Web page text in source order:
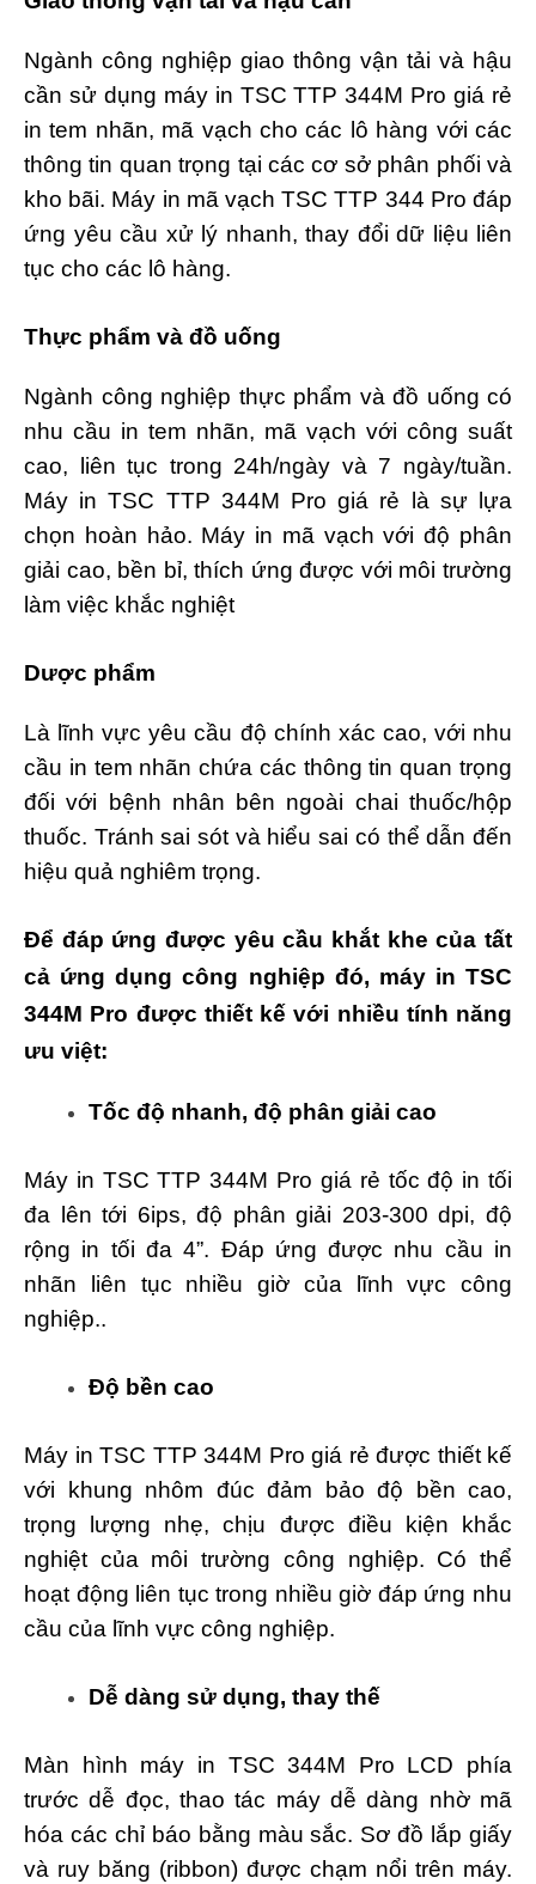
Ngành công nghiệp giao thông vận tải và hậu
cần sử dụng máy in TSC TTP 344M Pro giá rẻ
in tem nhãn, mã vạch cho các lô hàng với các
thông tin quan trọng tại các cơ sở phân phối và
kho bãi. Máy in mã vạch TSC TTP 344 Pro đáp
ứng yêu cầu xử lý nhanh, thay đổi dữ liệu liên
tục cho các lô hàng.
Thực phẩm và đồ uống
Ngành công nghiệp thực phẩm và đồ uống có
nhu cầu in tem nhãn, mã vạch với công suất
cao, liên tục trong 24h/ngày và 7 ngày/tuần.
Máy in TSC TTP 344M Pro giá rẻ là sự lựa
chọn hoàn hảo. Máy in mã vạch với độ phân
giải cao, bền bỉ, thích ứng được với môi trường
làm việc khắc nghiệt
Dược phẩm
Là lĩnh vực yêu cầu độ chính xác cao, với nhu
cầu in tem nhãn chứa các thông tin quan trọng
đối với bệnh nhân bên ngoài chai thuốc/hộp
thuốc. Tránh sai sót và hiểu sai có thể dẫn đến
hiệu quả nghiêm trọng.
Để đáp ứng được yêu cầu khắt khe của tất
cả ứng dụng công nghiệp đó, máy in TSC
344M Pro được thiết kế với nhiều tính năng
ưu việt:
Tốc độ nhanh, độ phân giải cao
Máy in TSC TTP 344M Pro giá rẻ tốc độ in tối
đa lên tới 6ips, độ phân giải 203-300 dpi, độ
rộng in tối đa 4”. Đáp ứng được nhu cầu in
nhãn liên tục nhiều giờ của lĩnh vực công
nghiệp..
Độ bền cao
Máy in TSC TTP 344M Pro giá rẻ được thiết kế
với khung nhôm đúc đảm bảo độ bền cao,
trọng lượng nhẹ, chịu được điều kiện khắc
nghiệt của môi trường công nghiệp. Có thể
hoạt động liên tục trong nhiều giờ đáp ứng nhu
cầu của lĩnh vực công nghiệp.
Dễ dàng sử dụng, thay thế
Màn hình máy in TSC 344M Pro LCD phía
trước dễ đọc, thao tác máy dễ dàng nhờ mã
hóa các chỉ báo bằng màu sắc. Sơ đồ lắp giấy
và ruy băng (ribbon) được chạm nổi trên máy.